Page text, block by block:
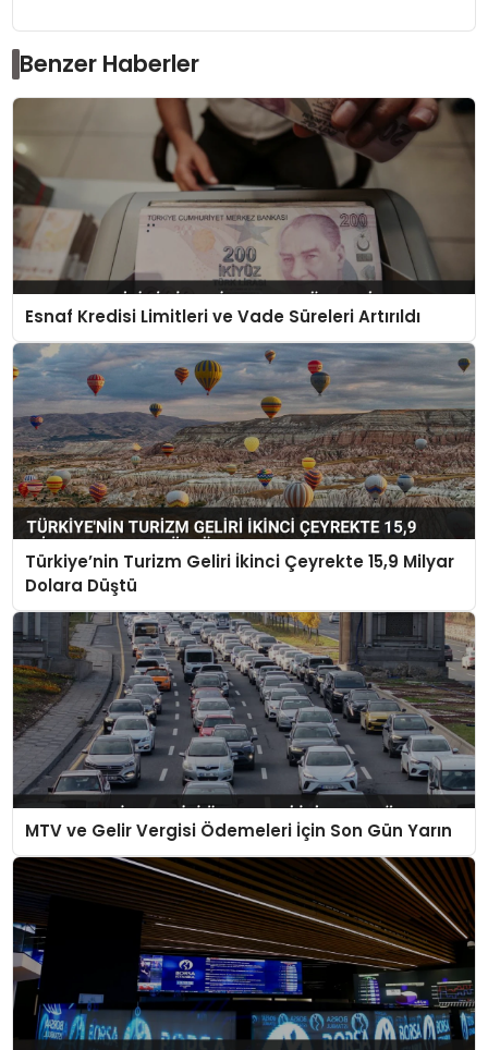
Benzer Haberler
Esnaf Kredisi Limitleri ve Vade Süreleri Artırıldı
Türkiye’nin Turizm Geliri İkinci Çeyrekte 15,9 Milyar
Dolara Düştü
MTV ve Gelir Vergisi Ödemeleri İçin Son Gün Yarın